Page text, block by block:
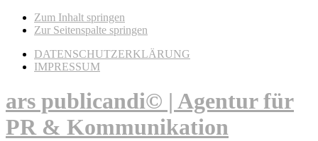
Zum Inhalt springen
Zur Seitenspalte springen
DATENSCHUTZERKLÄRUNG
IMPRESSUM
ars publicandi© | Agentur für
PR & Kommunikation